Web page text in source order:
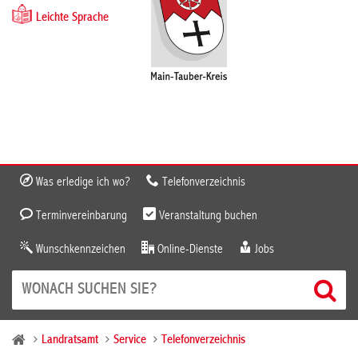
Leichte Sprache
Was erledige ich wo? Telefonverzeichnis
Terminvereinbarung Veranstaltung buchen
Wunschkennzeichen Online-Dienste Jobs
Landratsamt Service Telefonverzeichnis